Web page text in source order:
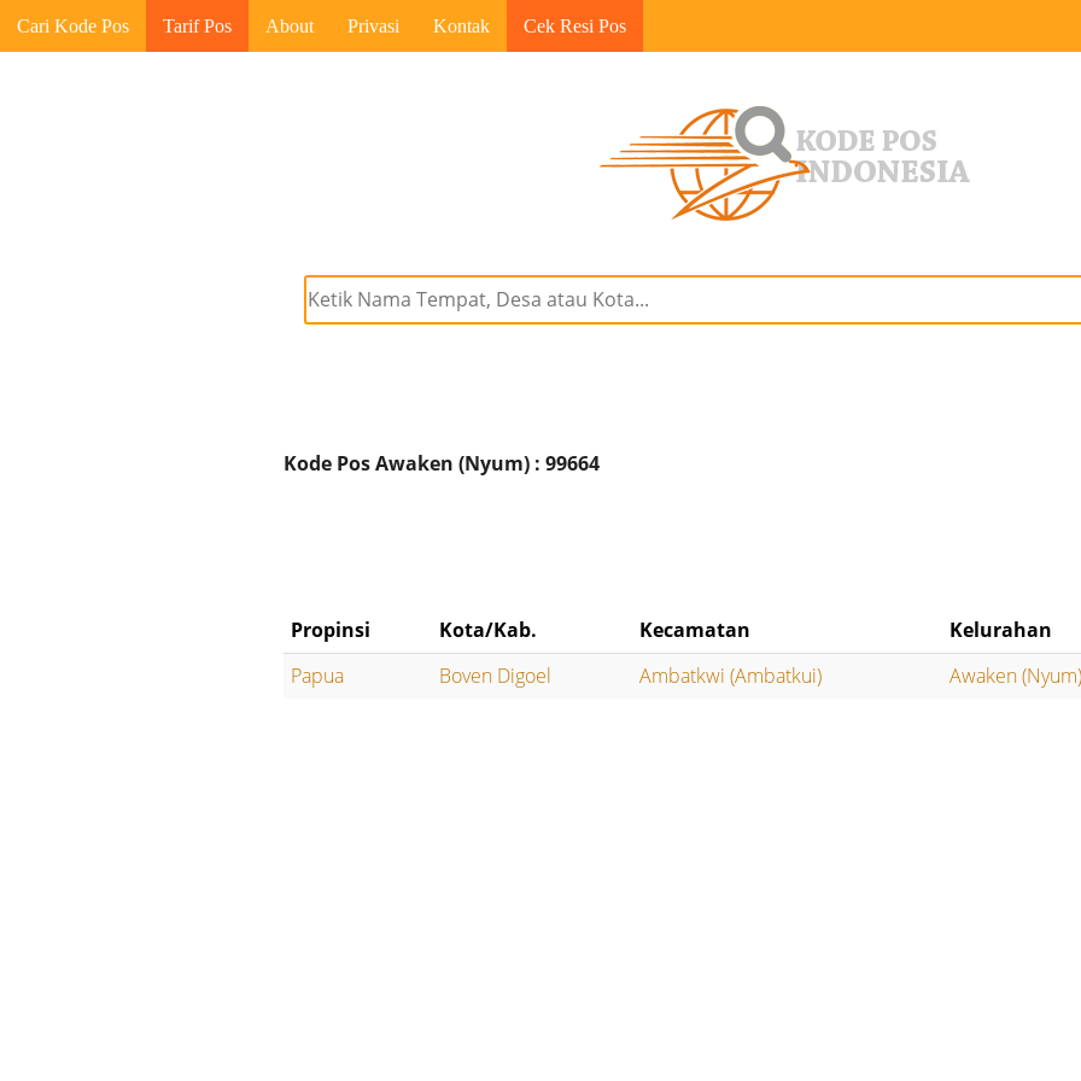
Cari Kode Pos Tarif Pos About Privasi Kontak Cek Resi Pos
Kode Pos Awaken (Nyum) : 99664
Propinsi Kota/Kab. Kecamatan
Kelurahan
Papua
Boven Digoel Ambatkwi (Ambatkui) Awaken